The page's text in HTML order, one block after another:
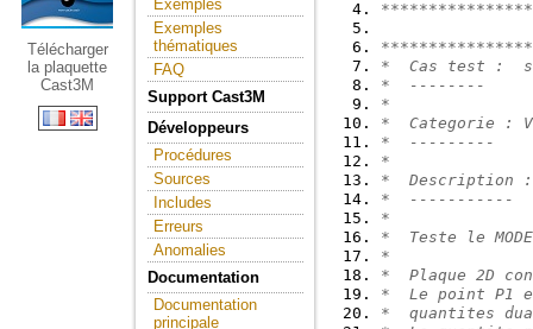
Télécharger
la plaquette
Cast3M
Exemples
Exemples
thématiques
FAQ
Support Cast3M
Développeurs
Procédures
Sources
Includes
Erreurs
Anomalies
Documentation
Documentation
principale
*  Cas test :
*  --------
*
*  Categorie :
*  ---------
*
*  Description :
*  -----------
*
*  Teste le
*
*  Plaque 2D
*  Le point P1
*  quantites